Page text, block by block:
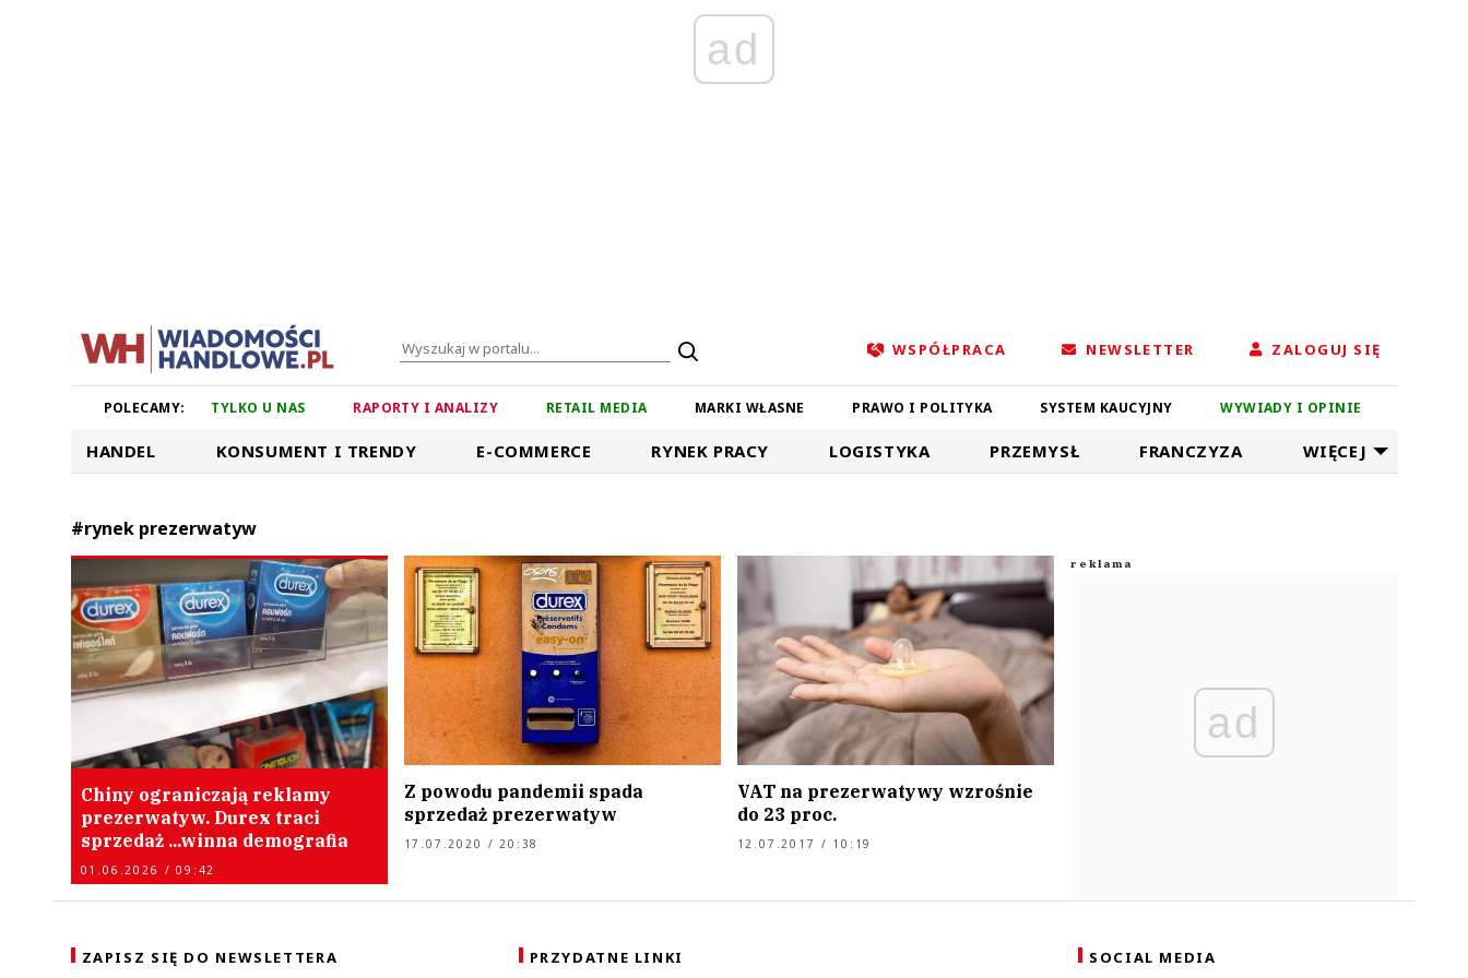
ad
WSPÓŁPRACA NEWSLETTER ZALOGUJ SIĘ
POLECAMY: TYLKO U NAS RAPORTY I ANALIZY RETAIL MEDIA MARKI WŁASNE PRAWO I POLITYKA SYSTEM KAUCYJNY WYWIADY I OPINIE
HANDEL KONSUMENT I TRENDY E-COMMERCE RYNEK PRACY LOGISTYKA PRZEMYSŁ FRANCZYZA WIĘCEJ
#rynek prezerwatyw
Chiny ograniczają reklamy
prezerwatyw. Durex traci
sprzedaż ...winna demografia
01.06.2026 / 09:42
Z powodu pandemii spada
sprzedaż prezerwatyw
17.07.2020 / 20:38
VAT na prezerwatywy wzrośnie
do 23 proc.
12.07.2017 / 10:19
ad
ZAPISZ SIĘ DO NEWSLETTERA PRZYDATNE LINKI SOCIAL MEDIA